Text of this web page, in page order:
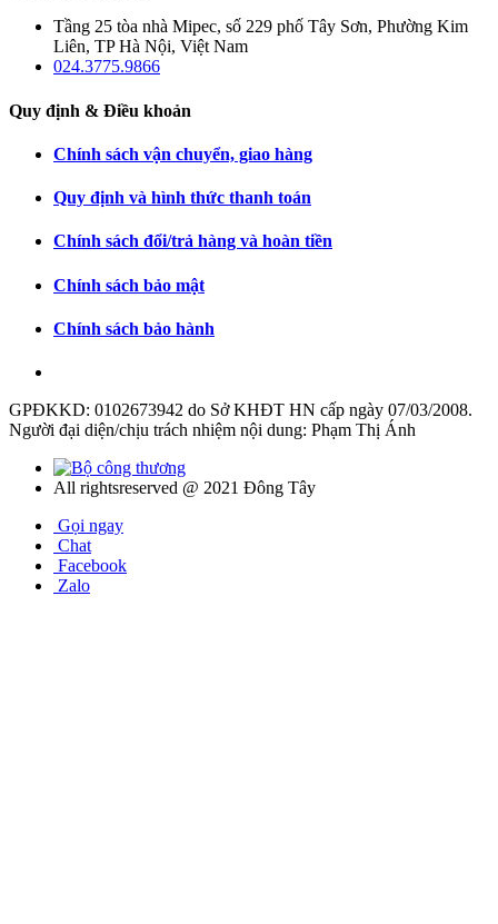
Tầng 25 tòa nhà Mipec, số 229 phố Tây Sơn, Phường Kim
Liên, TP Hà Nội, Việt Nam
024.3775.9866
Quy định & Điều khoản
Chính sách vận chuyển, giao hàng
Quy định và hình thức thanh toán
Chính sách đổi/trả hàng và hoàn tiền
Chính sách bảo mật
Chính sách bảo hành
GPĐKKD: 0102673942 do Sở KHĐT HN cấp ngày 07/03/2008.
Người đại diện/chịu trách nhiệm nội dung: Phạm Thị Ánh
All rightsreserved @ 2021 Đông Tây
Gọi ngay
Chat
Facebook
Zalo